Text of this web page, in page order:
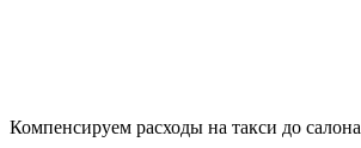
Компенсируем расходы на такси до салона